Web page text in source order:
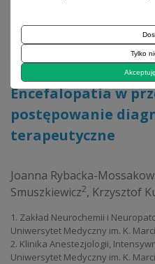
2018, tom 34, zeszyt
Artykuł poglądowy
Encefalopatia w
postępowanie
terapeutyczne
Joanna Rybacka-
Smuszkiewicz2, Krzysztof
1. Zakład Neurochemii i
Uniwersytet Medyczny im. K.
2. Klinika Anestezjologii,
Uniwersytet Medyczny im. K.
Tylko